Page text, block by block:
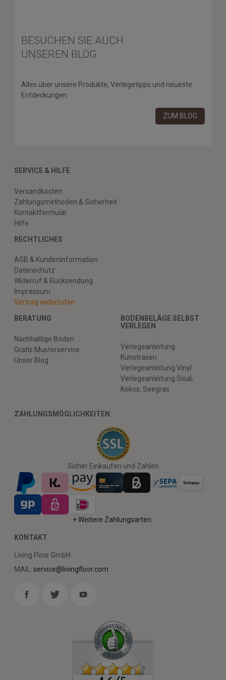
BESUCHEN SIE AUCH
UNSEREN BLOG
Alles über unsere Produkte, Verlegetipps und neueste
Entdeckungen.
ZUM BLOG
SERVICE & HILFE
Versandkosten
Zahlungsmethoden & Sicherheit
Kontaktformular
Hilfe
RECHTLICHES
AGB & Kundeninformation
Datenschutz
Widerruf & Rücksendung
Impressum
Vertrag widerrufen
BERATUNG
Nachhaltige Böden
Gratis Musterservice
Unser Blog
BODENBELÄGE SELBST
VERLEGEN
Verlegeanleitung
Kunstrasen
Verlegeanleitung Vinyl
Verlegeanleitung Sisal,
Kokos, Seegras
ZAHLUNGSMÖGLICHKEITEN
Sicher Einkaufen und Zahlen
+ Weitere Zahlungsarten
KONTAKT
Living Floor GmbH
MAIL: service@livingfloor.com